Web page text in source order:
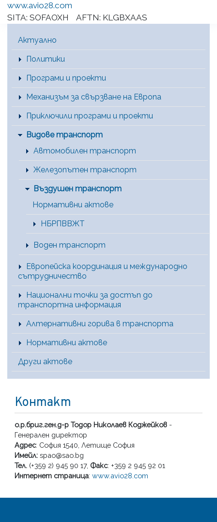
www.avio28.com
SITA: SOFAOXH AFTN: KLGBXAAS
Main Menu [BG]
Актуално
Политики
Програми и проекти
Механизъм за свързване на Европа
Приключили програми и проекти
Видове транспорт
Автомобилен транспорт
Железопътен транспорт
Въздушен транспорт
Нормативни актове
НБРПВВЖТ
Воден транспорт
Европейска координация и международно
сътрудничество
Национални точки за достъп до
транспортна информация
Алтернативни горива в транспорта
Нормативни актове
Други актове
Контакт
о.р.бриг.ген.д-р Тодор Николаев Коджейков -
Генерален директор
Адрес: София 1540, Летище София
Имейл: spao@sao.bg
Тел. (+359 2) 945 90 17, Факс: +359 2 945 92 01
Интернет страница: www.avio28.com